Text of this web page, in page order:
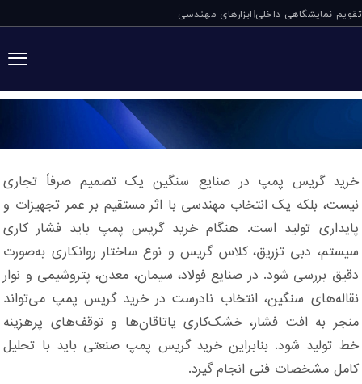
تقویم نمایشگاهی داخلی|ابزارهای مهندسی
خرید گریس پمپ
خرید گریس پمپ در صنایع سنگین یک تصمیم صرفاً تجاری
نیست، بلکه یک انتخاب مهندسی با اثر مستقیم بر عمر تجهیزات و
پایداری تولید است. هنگام خرید گریس پمپ باید فشار کاری
سیستم، دبی تزریق، کلاس گریس و نوع ساختار روانکاری به‌صورت
دقیق بررسی شود. در صنایع فولاد، سیمان، معدن، پتروشیمی و نوار
نقاله‌های سنگین، انتخاب نادرست در خرید گریس پمپ می‌تواند
منجر به افت فشار، خشک‌کاری یاتاقان‌ها و توقف‌های پرهزینه
خط تولید شود. بنابراین خرید گریس پمپ صنعتی باید با تحلیل
کامل مشخصات فنی انجام گیرد.